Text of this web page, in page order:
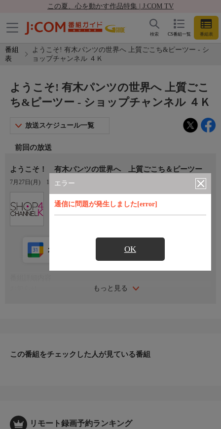
この夏、心を動かす作品特集 | J:COM TV
CS番組一覧 番組表
検索
番組
表
ようこそ! 有木パンツの世界へ 上質ごこち&ピーツー - シ
ョップチャンネル ４Ｋ
エラー
通信に問題が発生しました[error]
OK
ようこそ! 有木パンツの世界へ 上質ごこ
ち&ピーツー - ショップチャンネル ４Ｋ
放送スケジュール一覧
前回の放送
ようこそ！ 有木パンツの世界へ 上質ごこち＆ピーツー
7月27日(月) 11:00〜12:00
ショップチャンネル ４Ｋ
もっと見る
カレンダー登録 アプリ視聴
＊ライブ放送につき、番組および商品内容に変更が生じる場合も
この番組をチェックした人が見ている番組
リモート録画予約ランキング